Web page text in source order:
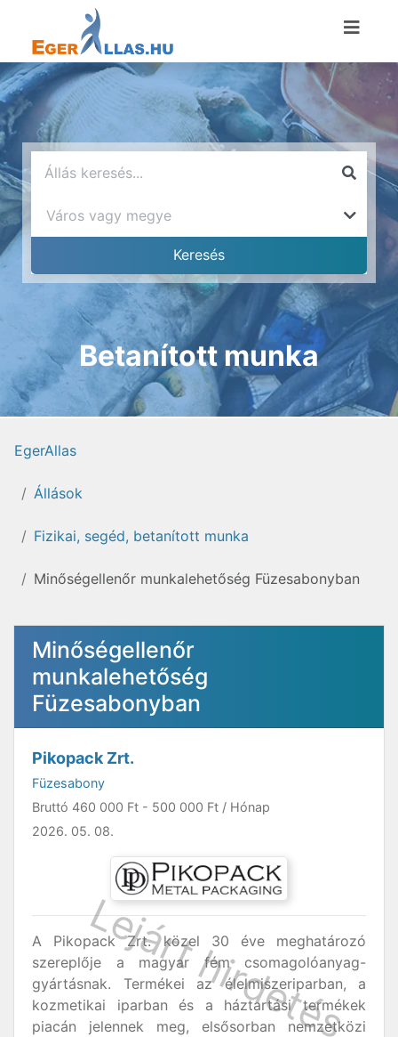
Betanított munka
EgerAllas
Állások
Fizikai, segéd, betanított munka
Minőségellenőr munkalehetőség Füzesabonyban
Minőségellenőr
munkalehetőség
Füzesabonyban
Pikopack Zrt.
Füzesabony
Bruttó 460 000 Ft - 500 000 Ft / Hónap
2026. 05. 08.
A Pikopack Zrt. közel 30 éve meghatározó
szereplője a magyar fém csomagolóanyag-
gyártásnak. Termékei az élelmiszeriparban, a
kozmetikai iparban és a háztartási termékek
piacán jelennek meg, elsősorban nemzetközi